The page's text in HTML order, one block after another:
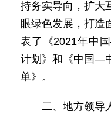
持务实导向，扩大
眼绿色发展，打造
表了《2021年中
计划》和《中国—
单》。
二、地方领导